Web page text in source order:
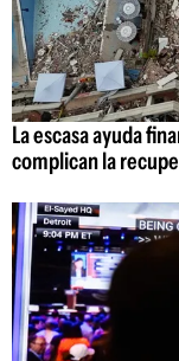
La escasa ayuda
complican la